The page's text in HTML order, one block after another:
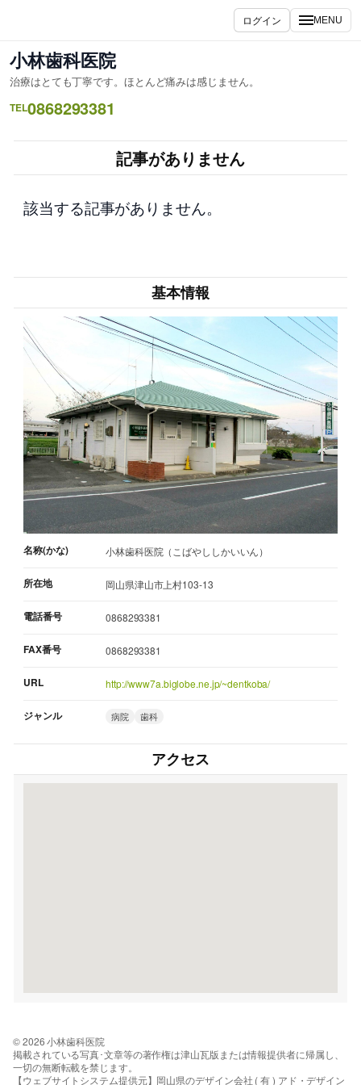
ス
キ
ッ
ログイン MENU
小林歯科医院
治療はとても丁寧です。ほとんど痛みは感じません。
TEL0868293381
記事がありません
該当する記事がありません。
基本情報
名称(かな) 小林歯科医院（こばやししかいいん）
所在地 岡山県津山市上村103-13
電話番号 0868293381
FAX番号 0868293381
URL http://www7a.biglobe.ne.jp/~dentkoba/
ジャンル 病院 歯科
アクセス
© 2026 小林歯科医院
掲載されている写真･文章等の著作権は津山瓦版または情報提供者に帰属し、
一切の無断転載を禁じます。
【ウェブサイトシステム提供元】岡山県のデザイン会社 ( 有 ) アド・デザイン